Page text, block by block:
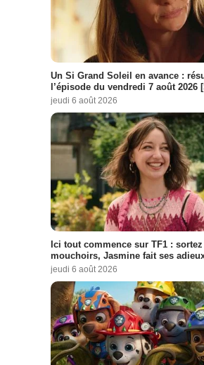
Un Si Grand Soleil en avance :
l’épisode du vendredi 7 août 2026
jeudi 6 août 2026
Ici tout commence sur TF1 :
mouchoirs, Jasmine fait ses
jeudi 6 août 2026